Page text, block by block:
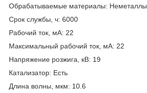
Обрабатываемые материалы: Неметаллы
Срок службы, ч: 6000
Рабочий ток, мА: 22
Максимальный рабочий ток, мА: 22
Напряжение розжига, кВ: 19
Катализатор: Есть
Длина волны, мкм: 10.6